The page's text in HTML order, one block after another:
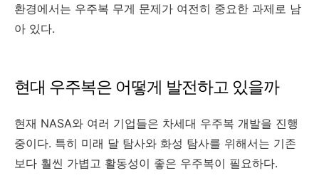
환경에서는 우주복 무게 문제가 여전히 중요한 과제로 남
아 있다.
현대 우주복은 어떻게 발전하고 있을까
현재 NASA와 여러 기업들은 차세대 우주복 개발을 진행
중이다. 특히 미래 달 탐사와 화성 탐사를 위해서는 기존
보다 훨씬 가볍고 활동성이 좋은 우주복이 필요하다.